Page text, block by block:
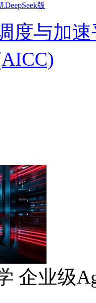
版
度与加
企业级